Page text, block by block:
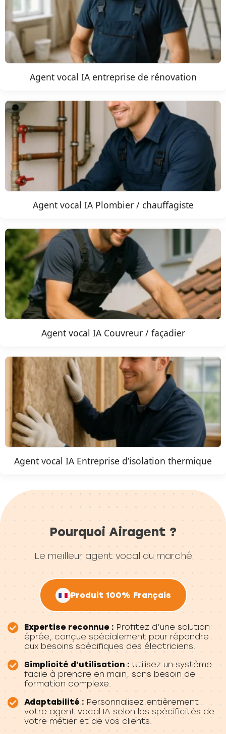
Agent vocal IA entreprise de rénovation
Agent vocal IA Plombier / chauffagiste
Agent vocal IA Couvreur / façadier
Agent vocal IA Entreprise d’isolation thermique
Pourquoi Airagent ?
Le meilleur agent vocal du marché
Produit 100% Français
Expertise reconnue : Profitez d’une solution
éprée, conçue spécialement pour répondre
aux besoins spécifiques des électriciens.
Simplicité d’utilisation : Utilisez un système
facile à prendre en main, sans besoin de
formation complexe.
Adaptabilité : Personnalisez entièrement
votre agent vocal IA selon les spécificités de
votre métier et de vos clients.